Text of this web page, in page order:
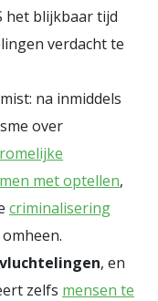
het blijkbaar tijd
verdacht te
na inmiddels
over
met optellen,
criminalisering
, en
zelfs mensen te